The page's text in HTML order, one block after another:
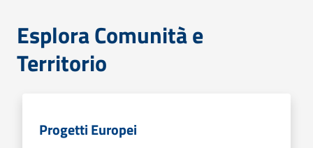
Esplora Comunità e
Territorio
Progetti Europei